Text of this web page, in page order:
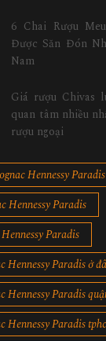
6 Chai Rượu
Được Săn Đón
Nam
Giá rượu Chivas
quan tâm nhiều
rượu ngoại
Hennessy Paradis
Hennessy Paradis
Paradis
Hennessy Paradis ở
Hennessy Paradis
Hennessy Paradis